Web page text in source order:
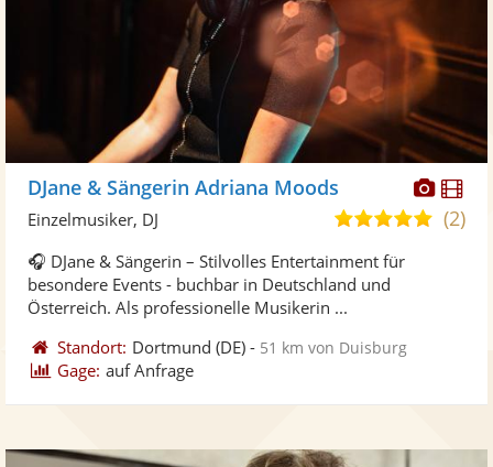
DJane & Sängerin Adriana Moods
5,0(2)
Einzelmusiker, DJ
🎧 DJane & Sängerin – Stilvolles Entertainment für
besondere Events - buchbar in Deutschland und
Österreich. Als professionelle Musikerin ...
Standort: Dortmund (DE) - 51 km von Duisburg
Gage: auf Anfrage